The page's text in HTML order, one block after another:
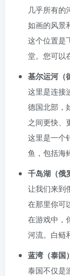
几乎所有的
如画的风
这个位置是
堂。您可以
基尔运河（
这里是连接
德国北部，
之间更快、
这里是一个
鱼，包括海
千岛湖（俄
让我们来到
在那里你可
在游戏中，
河流。白鲢
蓝湾（泰国）
泰国不仅是